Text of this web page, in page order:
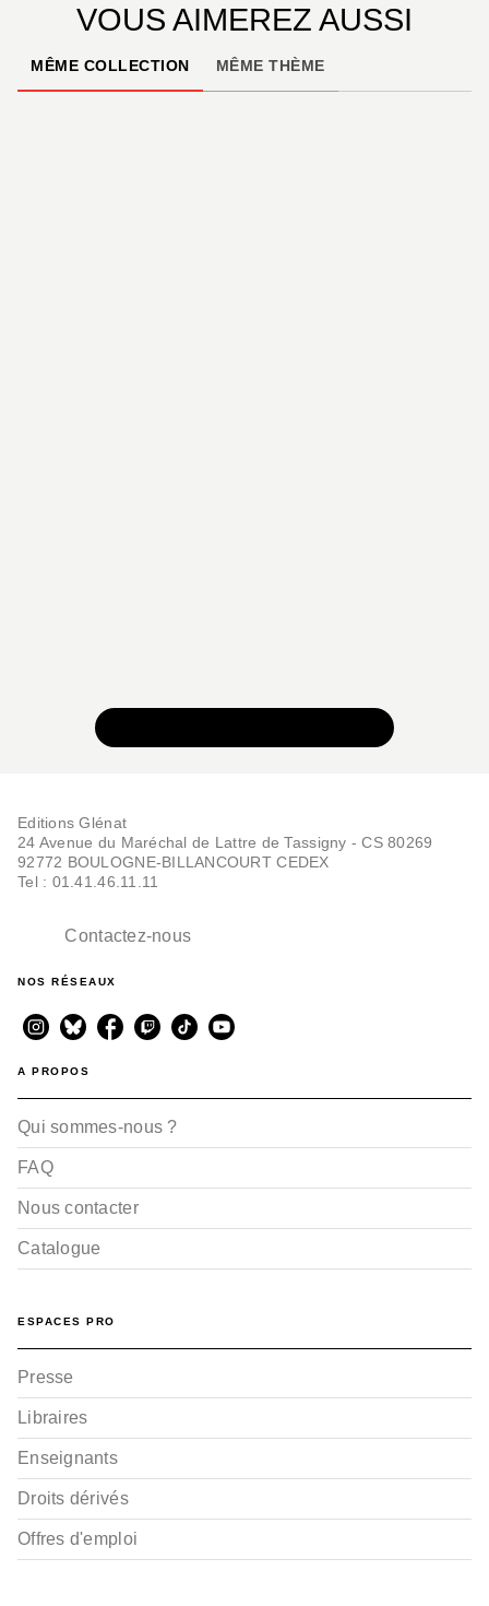
VOUS AIMEREZ AUSSI
MÊME COLLECTION MÊME THÈME
Editions Glénat
24 Avenue du Maréchal de Lattre de Tassigny - CS 80269
92772 BOULOGNE-BILLANCOURT CEDEX
Tel : 01.41.46.11.11
Contactez-nous
NOS RÉSEAUX
A PROPOS
Qui sommes-nous ?
FAQ
Nous contacter
Catalogue
ESPACES PRO
Presse
Libraires
Enseignants
Droits dérivés
Offres d'emploi